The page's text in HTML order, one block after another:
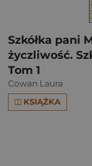
Szkółka pani
życzliwość.
Tom 1
Cowan Laura
KSIĄŻKA